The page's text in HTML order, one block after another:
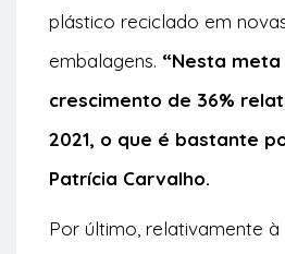
plástico reciclado em
embalagens. “Nesta
crescimento de 36%
2021, o que é bastante
Patrícia Carvalho.
Por último, relativamente à